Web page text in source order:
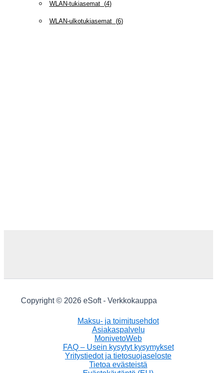
WLAN-tukiasemat(4)
WLAN-ulkotukiasemat(6)
Copyright © 2026 eSoft - Verkkokauppa
Maksu- ja toimitusehdot
Asiakaspalvelu
MonivetoWeb
FAQ – Usein kysytyt kysymykset
Yritystiedot ja tietosuojaseloste
Tietoa evästeistä